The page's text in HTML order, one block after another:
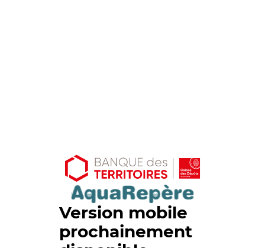
Version mobile
prochainement